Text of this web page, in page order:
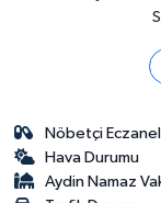
Nöbetçi
Hava Durumu
Aydin Namaz